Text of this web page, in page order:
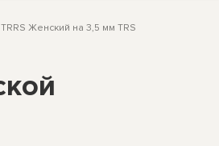
Женский на 3,5 мм TRS